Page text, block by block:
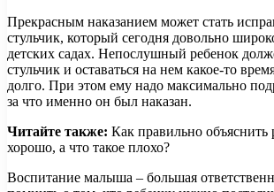
Прекрасным наказанием может стать
стульчик, который сегодня довольно
детских садах. Непослушный ребенок
стульчик и оставаться на нем какое-то
долго. При этом ему надо максимально
за что именно он был наказан.
Читайте также: Как правильно объяснить
хорошо, а что такое плохо?
Воспитание малыша – большая